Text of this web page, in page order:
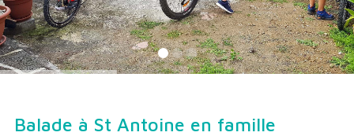
Balade à St Antoine en famille